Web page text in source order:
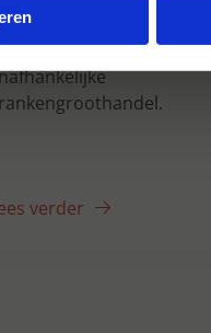
ruim 75 jaar uw grote
verder